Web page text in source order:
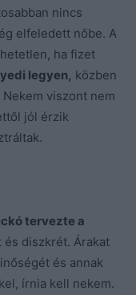
nincs
elfeledett nőbe. A
ha fizet
legyen, közben
viszont nem
jól érzik
tervezte a
diszkrét. Árakat
és annak
írnia kell nekem.